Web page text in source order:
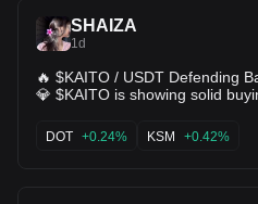
SHAIZA
1d
🔥 $KAITO / USDT Defending Baseline Support (+4.19%)!
💎 $KAITO is showing solid
🟢 KDJ indicator reset deep
DOT +0.24% KSM +0.42%